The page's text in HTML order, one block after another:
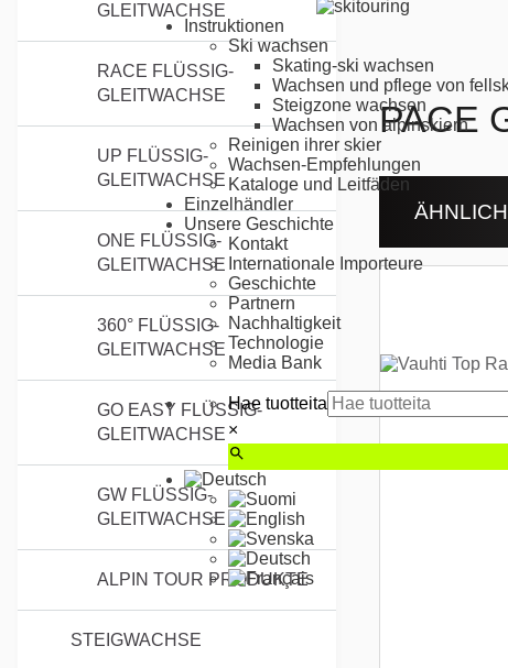
Instruktionen
Ski wachsen
Skating-ski wachsen
Wachsen und pflege von
Steigzone wachsen
Wachsen von alpinskiern
Reinigen ihrer skier
Wachsen-Empfehlungen
Kataloge und Leitfäden
Einzelhändler
Unsere Geschichte
Kontakt
Internationale Importeure
Geschichte
Partnern
Nachhaltigkeit
Technologie
Media Bank
Hae tuotteita
×
GLEITWACHSE
RACE FLÜSSIG-
GLEITWACHSE
UP FLÜSSIG-
GLEITWACHSE
ONE FLÜSSIG-
GLEITWACHSE
360° FLÜSSIG-
GLEITWACHSE
GO EASY FLÜSSIG-
GLEITWACHSE
GW FLÜSSIG-
GLEITWACHSE
ALPIN TOUR PRODUKTE
STEIGWACHSE
PACE